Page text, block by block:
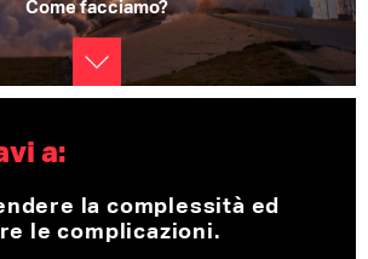
Come facciamo?
a:
la complessità ed
le complicazioni.